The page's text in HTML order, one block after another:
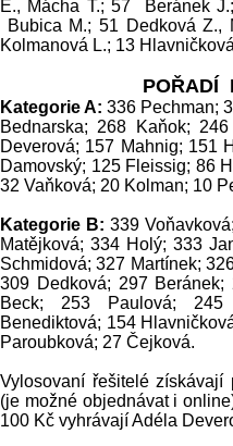
E., Mácha T.; 57 Beránek
Bubica M.; 51 Dedková Z.,
Kolmanová L.; 13
POŘADÍ
Kategorie A: 336 Pechman;
Bednarska; 268 Kaňok;
Deverová; 157 Mahnig; 151
Damovský; 125 Fleissig; 86
32 Vaňková; 20 Kolman; 10
Kategorie B: 339
Matějková; 334 Holý; 333
Schmidová; 327 Martínek;
309 Dedková; 297
Beck; 253 Paulová;
Benediktová; 154
Paroubková; 27 Čejková.
Vylosovaní řešitelé získávají
(je možné objednávat i
100 Kč vyhrávají Adéla